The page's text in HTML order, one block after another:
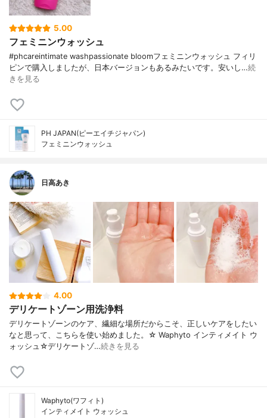
5.00
フェミニンウォッシュ
#phcareintimate washpassionate bloomフェミニンウォッシュ フィリ
ピンで購入しましたが、日本バージョンもあるみたいです。安いし…続
きを見る
PH JAPAN(ピーエイチジャパン)
フェミニンウォッシュ
日高あき
4.00
デリケートゾーン用洗浄料
デリケートゾーンのケア、繊細な場所だからこそ、正しいケアをしたい
なと思って、こちらを使い始めました。☆ Waphyto インティメイト ウ
ォッシュ☆デリケートゾ…続きを見る
Waphyto(ワフィト)
インティメイト ウォッシュ